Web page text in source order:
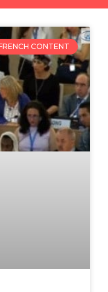
CONTENT